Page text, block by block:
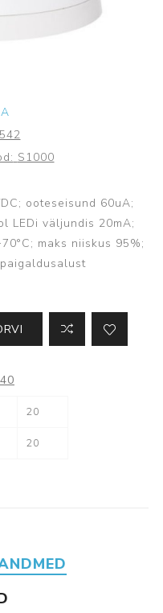
S1000
ooteseisund 60uA;
LEDi väljundis 20mA;
maks niiskus 95%;
40
20
20